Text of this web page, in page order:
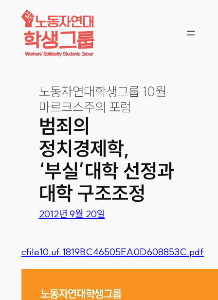
콘텐츠로
바로가기
노동자연대학생그룹 10월
마르크스주의 포럼
범죄의
정치경제학,
‘부실’대학 선정과
대학 구조조정
2012년 9월 20일
cfile10.uf.1819BC46505EA0D608853C.pdf